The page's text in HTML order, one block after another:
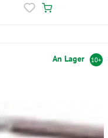
An Lager 10+